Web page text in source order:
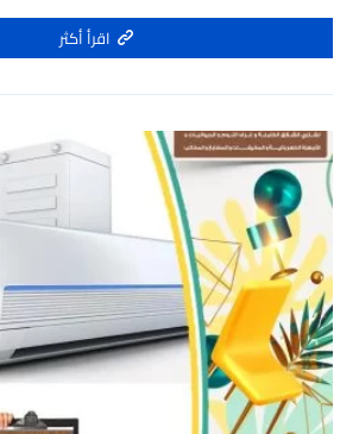
اقرأ أكثر